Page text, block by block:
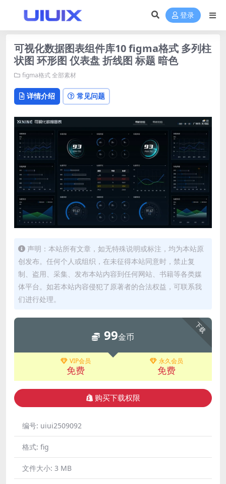
登录
可视化数据图表组件库10 figma格式 多列柱
状图 环形图 仪表盘 折线图 标题 暗色
figma格式全部素材
详情介绍 常见问题
声明：本站所有文章，如无特殊说明或标注，均为本站原
创发布。任何个人或组织，在未征得本站同意时，禁止复
制、盗用、采集、发布本站内容到任何网站、书籍等各类媒
体平台。如若本站内容侵犯了原著者的合法权益，可联系我
们进行处理。
下载
99金币
VIP会员
免费
永久会员
免费
购买下载权限
编号: uiui2509092
格式: fig
文件大小: 3 MB